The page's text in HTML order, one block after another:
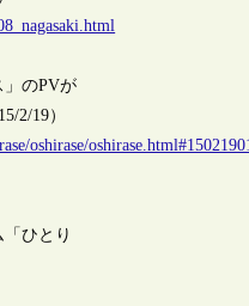
のPVが
2/19）
oshirase/
ひとり